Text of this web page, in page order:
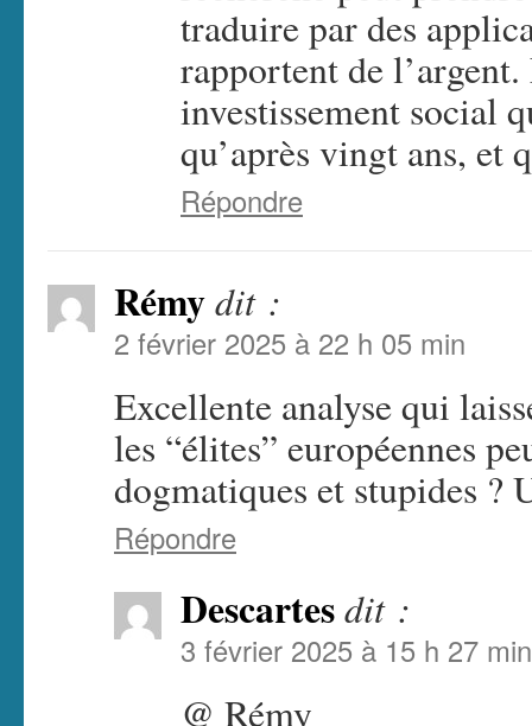
traduire par des
rapportent de
investissement social
qu’après vingt ans,
Répondre
Rémydit :
2 février 2025 à 22 h 05 min
Excellente analyse qui
les “élites” européennes
dogmatiques et stupides ?
Répondre
Descartesdit :
3 février 2025 à 15 h 27 min
@ Rémy